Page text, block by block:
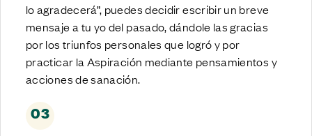
lo agradecerá”, puedes decidir escribir un breve
mensaje a tu yo del pasado, dándole las gracias
por los triunfos personales que logró y por
practicar la Aspiración mediante pensamientos y
acciones de sanación.
03